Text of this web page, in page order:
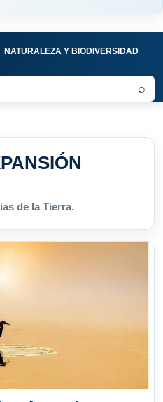
NATURALEZA Y BIODIVERSIDAD
⌕
de la Tierra.